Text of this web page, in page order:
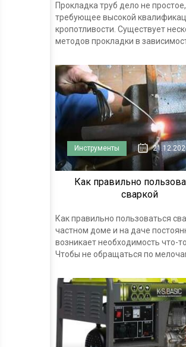
Прокладка труб дело не простое,
требующее высокой
кропотливости. Существует
методов прокладки в
Инструменты
Как правильно
сваркой
Как правильно пользоваться
частном доме и на даче
возникает необходимость что-
Чтобы не обращаться по